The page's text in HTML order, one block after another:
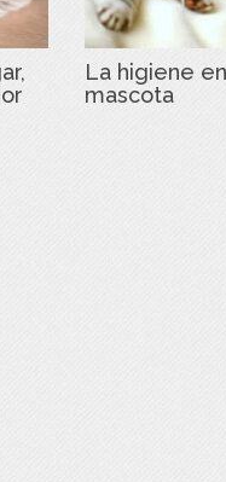
La higiene
mascota